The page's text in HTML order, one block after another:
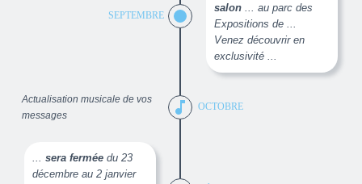
SEPTEMBRE
salon ... au parc des
Expositions de ...
Venez découvrir en
exclusivité ...
Actualisation musicale de vos
messages
music_note OCTOBRE
...sera fermée du 23
décembre au 2 janvier